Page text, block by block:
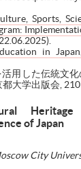
Sports,
in
用した伝統文
大学出版会, 210
of Japan
City